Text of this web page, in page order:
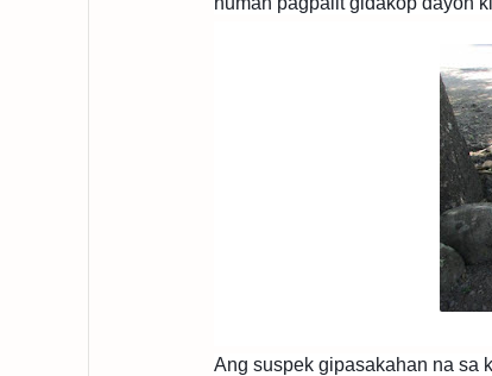
Ang suspek gipasakahan na sa